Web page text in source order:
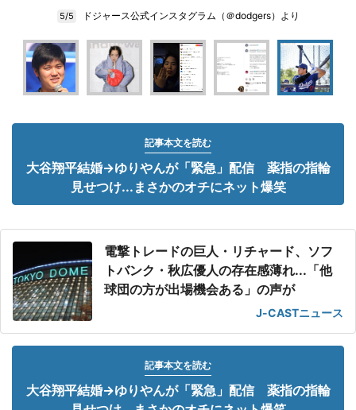
5/5 ドジャース公式インスタグラム（＠dodgers）より
記事本文を読む
大谷翔平結婚→ゆりやんが「緊急」配信 薬指の指輪
見せつけ...まさかのオチにネット爆笑
電撃トレードの巨人・リチャード、ソフ
トバンク・秋広優人の存在感薄れ...「他
球団の方が出場機会ある」の声が
J-CASTニュース
記事本文を読む
大谷翔平結婚→ゆりやんが「緊急」配信 薬指の指輪